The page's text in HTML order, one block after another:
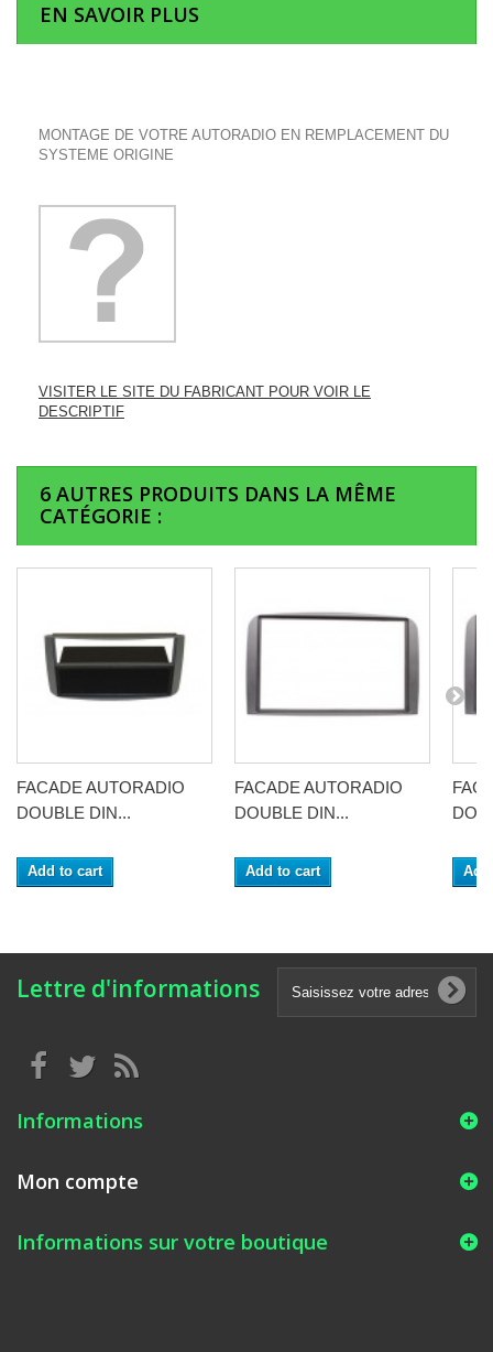
EN SAVOIR PLUS
MONTAGE DE VOTRE AUTORADIO EN REMPLACEMENT DU
SYSTEME ORIGINE
VISITER LE SITE DU FABRICANT POUR VOIR LE
DESCRIPTIF
6 AUTRES PRODUITS DANS LA MÊME
CATÉGORIE :
FACADE AUTORADIO
DOUBLE DIN...
Add to cart
FACADE AUTORADIO
DOUBLE DIN...
Add to cart
Lettre d'informations
Informations
Mon compte
Informations sur votre boutique